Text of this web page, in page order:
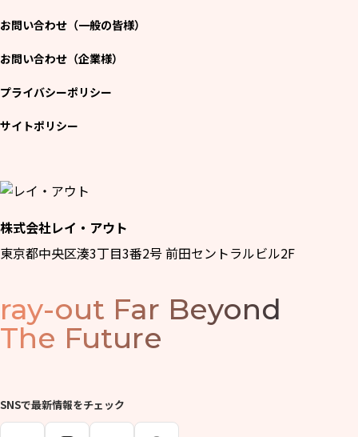
株式会社レイ・アウト
東京都中央区湊3丁目3番2号 前田セントラルビル2F
お問い合わせ（一般の皆様）
お問い合わせ（企業様）
プライバシーポリシー
サイトポリシー
ray-out Far Beyond
The Future
SNSで最新情報をチェック